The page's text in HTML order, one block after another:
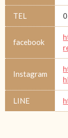
TEL
facebook
Instagram
LINE